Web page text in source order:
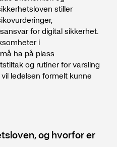
stiller
for digital sikkerhet.
i
ha på plass
og rutiner for varsling
ledelsen formelt kunne
og hvorfor er